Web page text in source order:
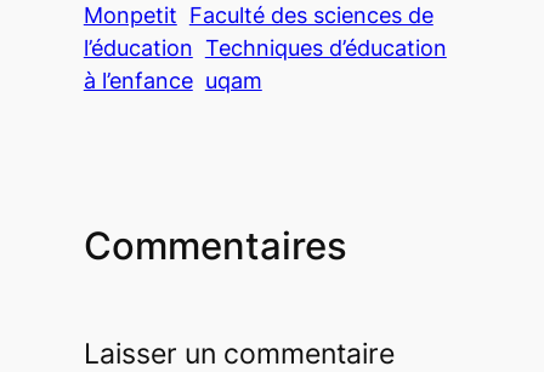
Monpetit Faculté des sciences de
l’éducation Techniques d’éducation
à l’enfance uqam
Commentaires
Laisser un commentaire